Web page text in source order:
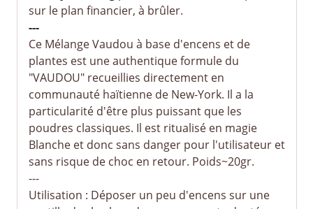
sur le plan financier, à brûler.
---
Ce Mélange Vaudou à base d'encens et de
plantes est une authentique formule du
"VAUDOU" recueillies directement en
communauté haïtienne de New-York. Il a la
particularité d'être plus puissant que les
poudres classiques. Il est ritualisé en magie
Blanche et donc sans danger pour l'utilisateur et
sans risque de choc en retour. Poids~20gr.
---
Utilisation : Déposer un peu d'encens sur une